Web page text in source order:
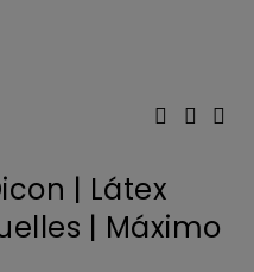
| Látex
| Máximo